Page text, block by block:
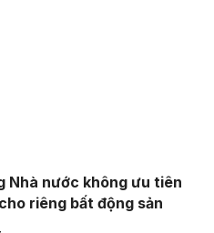
Nhà nước không ưu tiên
riêng bất động sản